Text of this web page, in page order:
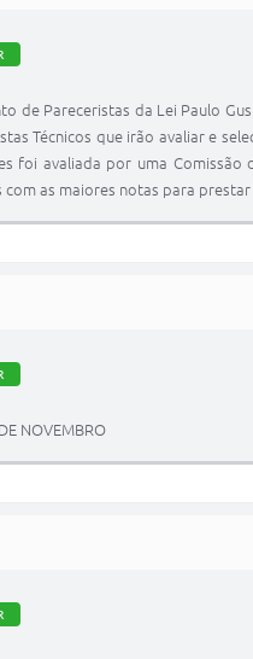
Pareceristas da Lei Paulo
Técnicos que irão avaliar e
avaliada por uma Comissão
as maiores notas para prestar
NOVEMBRO